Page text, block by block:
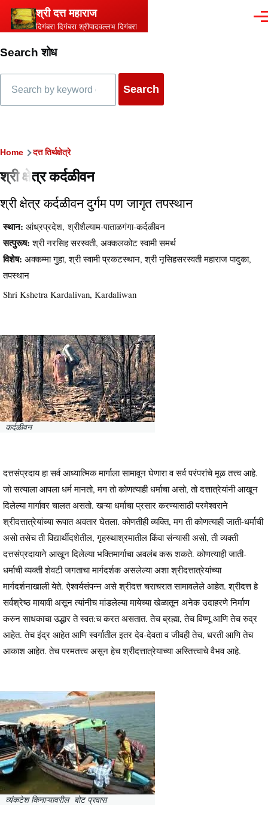
Skip to main content
श्री दत्त महाराज
दिगंबरा दिगंबरा श्रीपादवल्लभ दिगंबरा
Search शोध
Breadcrumb
Home दत्त तिर्थक्षेत्रे
श्री क्षेत्र कर्दळीवन
श्री क्षेत्र कर्दळीवन दुर्गम पण जागृत तपस्थान
स्थान: आंध्रप्रदेश, श्रीशैल्याम-पाताळगंगा-कर्दळीवन
सत्पुरूष: श्री नरसिह सरस्वती, अक्कलकोट स्वामी समर्थ
विशेष: अक्कम्मा गुहा, श्री स्वामी प्रकटस्थान, श्री नृसिहसरस्वती महाराज पादुका,
तपस्थान
Shri Kshetra Kardalivan, Kardaliwan
कर्दळीवन
दत्तसंप्रदाय हा सर्व आध्यात्मिक मार्गाला सामावून घेणारा व सर्व परंपरांचे मूळ तत्त्व आहे.
जो सत्याला आपला धर्म मानतो, मग तो कोणत्याही धर्माचा असो, तो दत्तात्रेयांनी आखून
दिलेल्या मार्गावर चालत असतो. खऱ्या धर्माचा प्रसार करण्यासाठी परमेश्वराने
श्रीदत्तात्रेयांच्या रूपात अवतार घेतला. कोणतीही व्यक्ति, मग ती कोणत्याही जाती-धर्माची
असो तसेच ती विद्यार्थीदशेतील, गृहस्थाश्रमातील किंवा संन्यासी असो, ती व्यक्ती
दत्तसंप्रदायाने आखून दिलेल्या भक्तिमार्गाचा अवलंब करू शकते. कोणत्याही जाती-
धर्माची व्यक्ती शेवटी जगताचा मार्गदर्शक असलेल्या अशा श्रीदत्तात्रेयांच्या
मार्गदर्शनाखाली येते. ऐश्वर्यसंपन्न असे श्रीदत्त चराचरात सामावलेले आहेत. श्रीदत्त हे
सर्वश्रेष्ठ मायावी असून त्यांनीच मांडलेल्या मायेच्या खेळातून अनेक उदाहरणे निर्माण
करुन साधकाचा उद्धार ते स्वत:च करत असतात. तेच ब्रह्मा, तेच विष्णू आणि तेच रुद्र
आहेत. तेच इंद्र आहेत आणि स्वर्गातील इतर देव-देवता व जीवही तेच, धरती आणि तेच
आकाश आहेत. तेच परमतत्त्व असून हेच श्रीदत्तात्रेयाच्या अस्तित्त्वाचे वैभव आहे.
व्यंकटेश किनाऱ्यावरील बोट प्रवास